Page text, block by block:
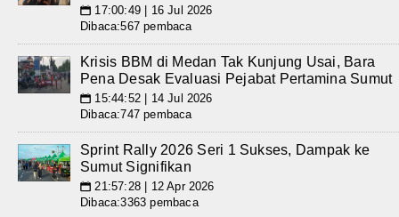
📅 17:00:49 | 16 Jul 2026
Dibaca:567 pembaca
Krisis BBM di Medan Tak Kunjung Usai, Bara
Pena Desak Evaluasi Pejabat Pertamina Sumut
📅 15:44:52 | 14 Jul 2026
Dibaca:747 pembaca
Sprint Rally 2026 Seri 1 Sukses, Dampak ke
Sumut Signifikan
📅 21:57:28 | 12 Apr 2026
Dibaca:3363 pembaca